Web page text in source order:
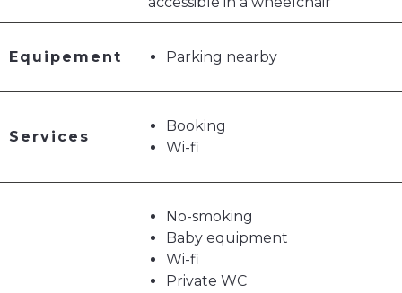
Equipement Parking nearby
Services
Booking
Wi-fi
No-smoking
Baby equipment
Wi-fi
Private WC